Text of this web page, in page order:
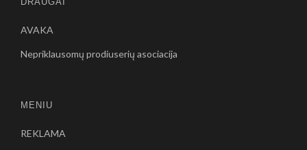
AVAKA
Nepriklausomų prodiuserių asociacija
MENIU
REKLAMA